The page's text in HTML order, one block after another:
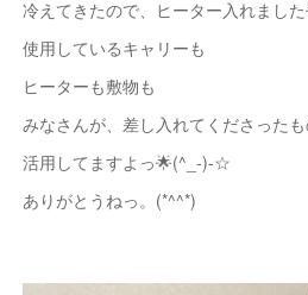
冷えてきたので、ヒーター入れまし
使用しているキャリーも
ヒーターも敷物も
みなさんが、差し入れてくださった
活用してますよっ🌟(^_-)-☆
ありがとうねっ。(*^^*)